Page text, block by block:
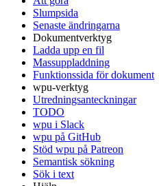
Slumpsida
Senaste ändringarna
Dokumentverktyg
Ladda upp en fil
Massuppladdning
Funktionssida för dokument
wpu-verktyg
Utredningsanteckningar
TODO
wpu i Slack
wpu på GitHub
Stöd wpu på Patreon
Semantisk sökning
Sök i text